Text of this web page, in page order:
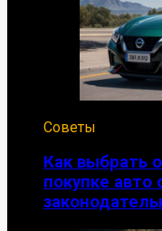
Советы
Как выбрать
покупке авто